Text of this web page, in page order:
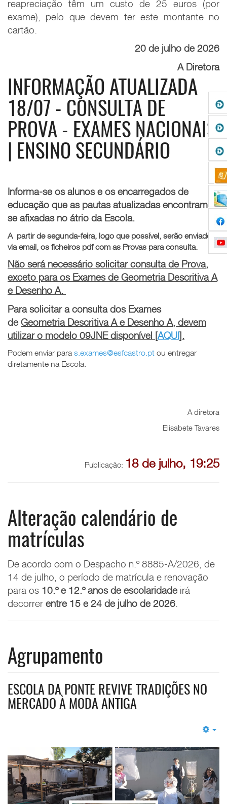
reapreciação têm um custo de 25 euros (por
exame), pelo que devem ter este montante no
cartão.
20 de julho de 2026
A Diretora
INFORMAÇÃO ATUALIZADA
18/07 - CONSULTA DE
PROVA - EXAMES NACIONAIS
| ENSINO SECUNDÁRIO
Informa-se os alunos e os encarregados de
educação que as pautas atualizadas encontram-
se afixadas no átrio da Escola.
A partir de segunda-feira, logo que possível, serão enviados,
via email, os ficheiros pdf com as Provas para consulta.
Não será necessário solicitar consulta de Prova,
exceto para os Exames de Geometria Descritiva A
e Desenho A.
Para solicitar a consulta dos Exames
de Geometria Descritiva A e Desenho A, devem
utilizar o modelo 09JNE disponível [AQUI].
Podem enviar para s.exames@esfcastro.pt ou entregar
diretamente na Escola.
A diretora
Elisabete Tavares
Publicação: 18 de julho, 19:25
Alteração calendário de
matrículas
De acordo com o Despacho n.º 8885-A/2026, de
14 de julho, o período de matrícula e renovação
para os 10.º e 12.º anos de escolaridade irá
decorrer entre 15 e 24 de julho de 2026
Agrupamento
ESCOLA DA PONTE REVIVE TRADIÇÕES NO
MERCADO À MODA ANTIGA